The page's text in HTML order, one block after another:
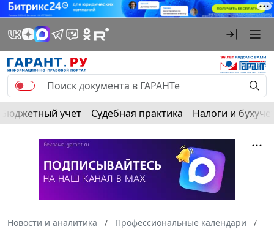
Бюджетный учет Судебная практика Налоги и
Новости и аналитика
Профессиональные календари